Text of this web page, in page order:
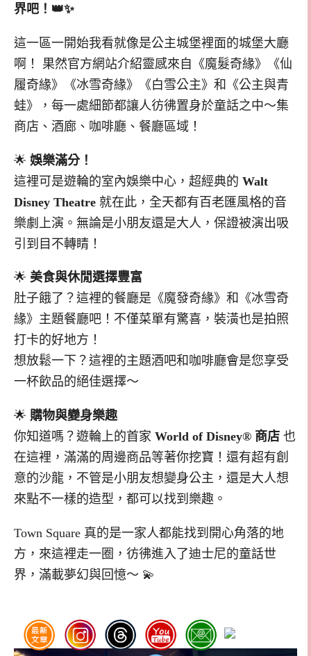
界吧！👑✨
這一區一開始我看就像是公主城堡裡面的城堡大廳
啊！ 果然官方網站介紹靈感來自《魔髮奇緣》《仙
履奇緣》《冰雪奇緣》《白雪公主》和《公主與青
蛙》，每一處細節都讓人彷彿置身於童話之中～集
商店、酒廊、咖啡廳、餐廳區域！
🌟 娛樂滿分！
這裡可是遊輪的室內娛樂中心，超經典的 Walt
Disney Theatre 就在此，全天都有百老匯風格的音
樂劇上演。無論是小朋友還是大人，保證被演出吸
引到目不轉睛！
🌟 美食與休閒選擇豐富
肚子餓了？這裡的餐廳是《魔發奇緣》和《冰雪奇
緣》主題餐廳吧！不僅菜單有驚喜，裝潢也是拍照
打卡的好地方！
想放鬆一下？這裡的主題酒吧和咖啡廳會是您享受
一杯飲品的絕佳選擇～
🌟 購物與變身樂趣
你知道嗎？遊輪上的首家 World of Disney® 商店 也
在這裡，滿滿的周邊商品等著你挖寶！還有超有創
意的沙龍，不管是小朋友想變身公主，還是大人想
來點不一樣的造型，都可以找到樂趣。
Town Square 真的是一家人都能找到開心角落的地
方，來這裡走一圈，彷彿進入了迪士尼的童話世
界，滿載夢幻與回憶～ 💫